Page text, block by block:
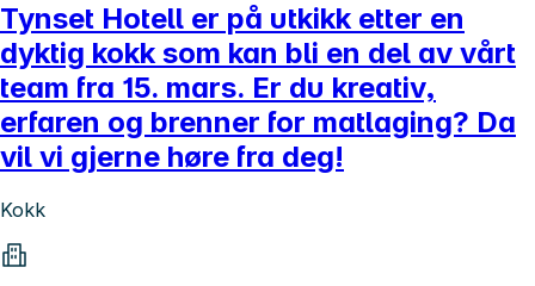
Tynset Hotell er på utkikk etter en
dyktig kokk som kan bli en del av vårt
team fra 15. mars. Er du kreativ,
erfaren og brenner for matlaging? Da
vil vi gjerne høre fra deg!
Kokk